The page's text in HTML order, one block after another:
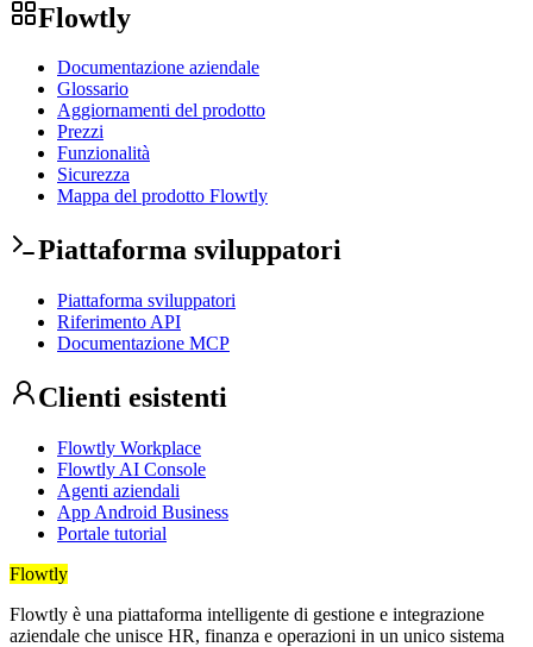
Flowtly
Documentazione aziendale
Glossario
Aggiornamenti del prodotto
Prezzi
Funzionalità
Sicurezza
Mappa del prodotto Flowtly
Piattaforma sviluppatori
Piattaforma sviluppatori
Riferimento API
Documentazione MCP
Clienti esistenti
Flowtly Workplace
Flowtly AI Console
Agenti aziendali
App Android Business
Portale tutorial
Flowtly
Flowtly è una piattaforma intelligente di gestione e integrazione
aziendale che unisce HR, finanza e operazioni in un unico sistema